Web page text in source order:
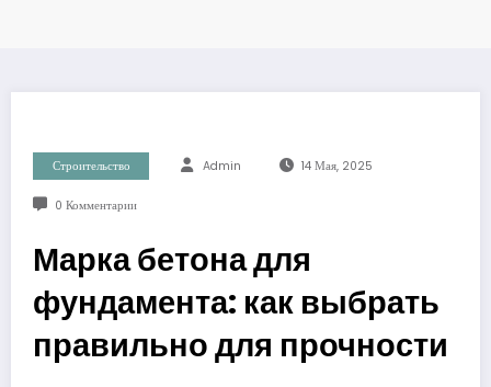
Строительство Admin 14 Мая, 2025
0 Комментарии
Марка бетона для
фундамента: как выбрать
правильно для прочности